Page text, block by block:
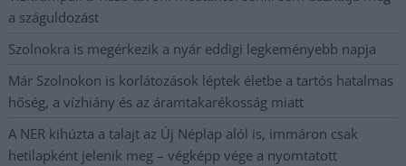
a száguldozást
Szolnokra is megérkezik a nyár eddigi legkeményebb napja
Már Szolnokon is korlátozások léptek életbe a tartós hatalmas
hőség, a vízhiány és az áramtakarékosság miatt
A NER kihúzta a talajt az Új Néplap alól is, immáron csak
hetilapként jelenik meg – végképp vége a nyomtatott